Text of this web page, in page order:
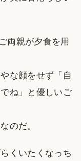
両親が夕食を用
な顔をせず「自
ね」と優しいご
のだ。
くいたくなっち